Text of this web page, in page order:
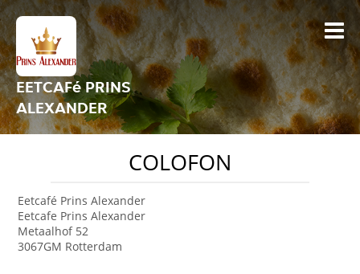
EETCAFé PRINS
ALEXANDER
COLOFON
Eetcafé Prins Alexander
Eetcafe Prins Alexander
Metaalhof 52
3067GM Rotterdam